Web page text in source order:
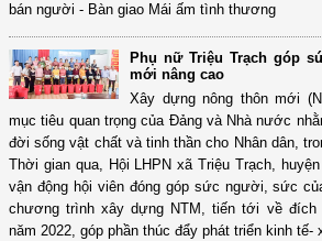
bán người - Bàn giao Mái ấm tình thương
Phụ nữ Triệu Trạch góp
mới nâng cao
Xây dựng nông thôn mới
mục tiêu quan trọng của Đảng và Nhà nước
đời sống vật chất và tinh thần cho Nhân dân,
Thời gian qua, Hội LHPN xã Triệu Trạch,
vận động hội viên đóng góp sức người, sức
chương trình xây dựng NTM, tiến tới về đích
năm 2022, góp phần thúc đẩy phát triển kinh tế-